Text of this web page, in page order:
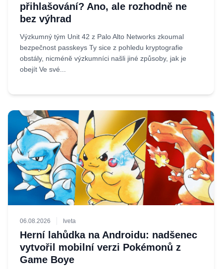
přihlašování? Ano, ale rozhodně ne
bez výhrad
Výzkumný tým Unit 42 z Palo Alto Networks zkoumal
bezpečnost passkeys Ty sice z pohledu kryptografie
obstály, nicméně výzkumníci našli jiné způsoby, jak je
obejít Ve své...
06.08.2026 Iveta
Herní lahůdka na Androidu: nadšenec
vytvořil mobilní verzi Pokémonů z
Game Boye